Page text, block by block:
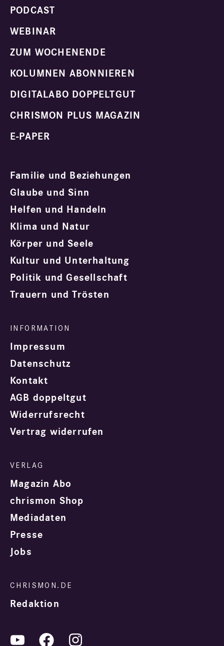
PODCAST
WEBINAR
ZUM WOCHENENDE
KOLUMNEN ABONNIEREN
DIGITALABO DOPPELTGUT
CHRISMON PLUS MAGAZIN
E-PAPER
Familie und Beziehungen
Glaube und Sinn
Helfen und Handeln
Klima und Natur
Körper und Seele
Kultur und Unterhaltung
Politik und Gesellschaft
Trauern und Trösten
Impressum
Datenschutz
Kontakt
AGB doppeltgut
Widerrufsrecht
Vertrag widerrufen
Magazin Abo
chrismon Shop
Mediadaten
Presse
Jobs
Redaktion